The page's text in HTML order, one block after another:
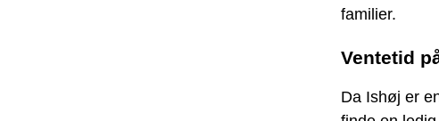
familier.
Ventetid
Da Ishøj er